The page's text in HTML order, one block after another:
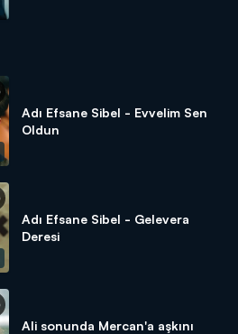
Adı Efsane Sibel - Evvelim Sen
Oldun
Adı Efsane Sibel - Gelevera
Deresi
Ali sonunda Mercan'a aşkını